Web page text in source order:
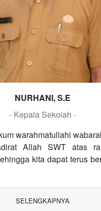
NURHANI, S.E
- Kepala Sekolah -
warahmatullahi
Allah SWT atas
kita dapat terus
SELENGKAPNYA